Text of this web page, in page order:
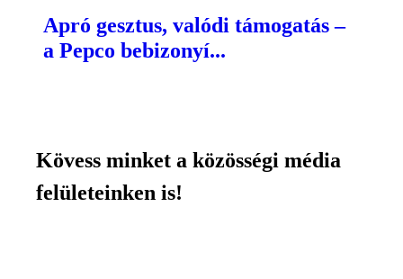
Apró gesztus, valódi támogatás –
a Pepco bebizonyí...
Kövess minket a közösségi média
felületeinken is!